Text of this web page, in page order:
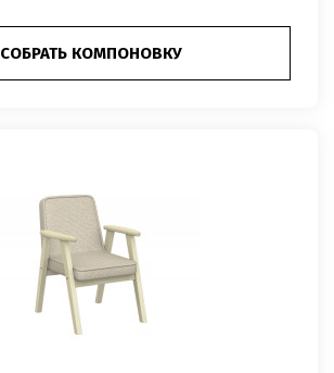
СОБРАТЬ КОМПОНОВКУ